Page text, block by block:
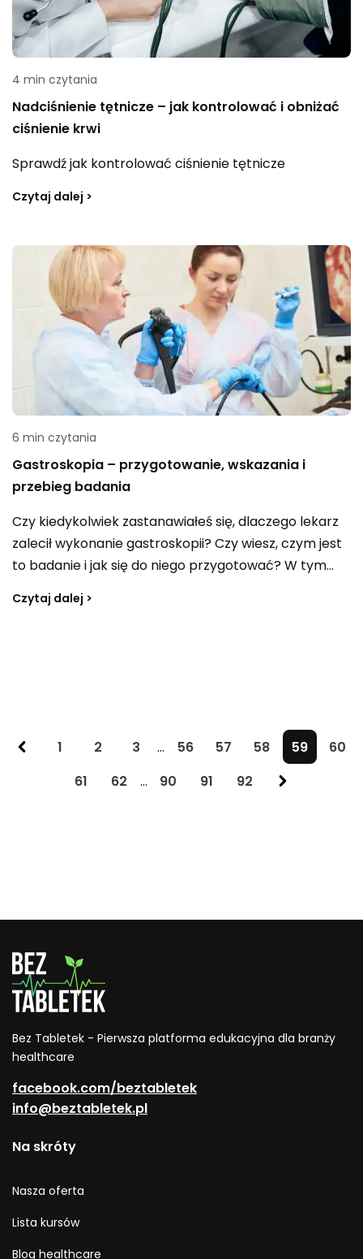
4 min czytania
Nadciśnienie tętnicze – jak kontrolować i obniżać
ciśnienie krwi
Sprawdź jak kontrolować ciśnienie tętnicze
Czytaj dalej >
6 min czytania
Gastroskopia – przygotowanie, wskazania i
przebieg badania
Czy kiedykolwiek zastanawiałeś się, dlaczego lekarz
zalecił wykonanie gastroskopii? Czy wiesz, czym jest
to badanie i jak się do niego przygotować? W tym
tematykę gastroskopii. Przeczytaj dalej, aby
Czytaj dalej >
1 2 3 ... 56 57 58 59
60
61
62 ... 90 91 92
Bez Tabletek - Pierwsza platforma edukacyjna dla branży
healthcare
facebook.com/beztabletek
info@beztabletek.pl
Na skróty
Nasza oferta
Lista kursów
Blog healthcare